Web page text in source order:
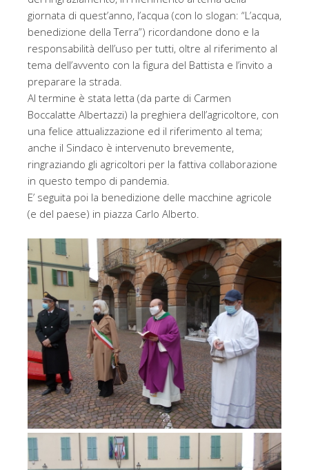
giornata di quest’anno, l’acqua (con lo slogan: “L’acqua,
benedizione della Terra”) ricordandone dono e la
responsabilità dell’uso per tutti, oltre al riferimento al
tema dell’avvento con la figura del Battista e l’invito a
preparare la strada.
Al termine è stata letta (da parte di Carmen
Boccalatte Albertazzi) la preghiera dell’agricoltore, con
una felice attualizzazione ed il riferimento al tema;
anche il Sindaco è intervenuto brevemente,
ringraziando gli agricoltori per la fattiva collaborazione
in questo tempo di pandemia.
E’ seguita poi la benedizione delle macchine agricole
(e del paese) in piazza Carlo Alberto.